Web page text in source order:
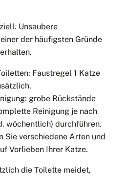
Unsaubere
der häufigsten Gründe
Faustregel 1 Katze
grobe Rückstände
Reinigung je nach
wöchentlich) durchführen.
Sie verschiedene Arten und
Vorlieben Ihrer Katze.
die Toilette meidet,